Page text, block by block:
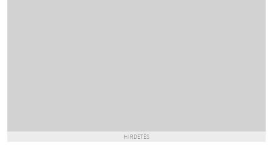
HIRDETÉS